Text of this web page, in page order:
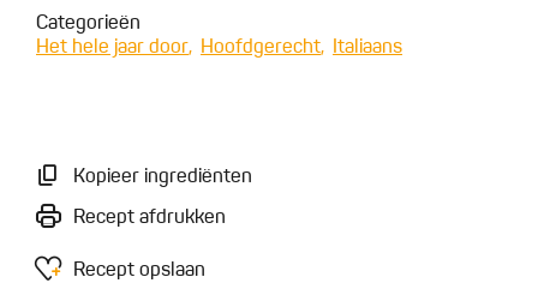
Categorieën
Het hele jaar door
Hoofdgerecht Italiaans
Kopieer ingrediënten
Recept afdrukken
Recept opslaan